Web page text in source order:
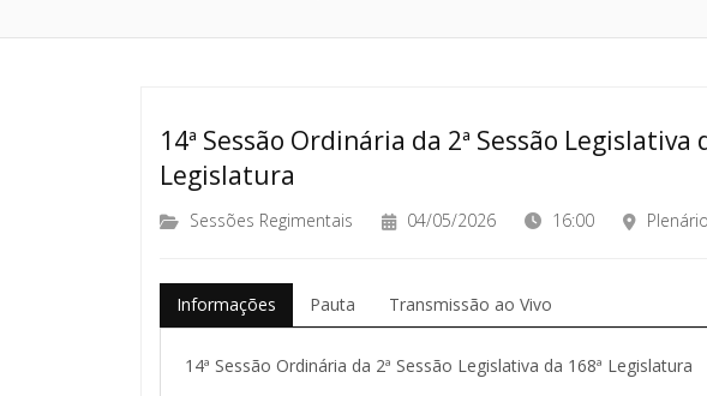
14ª Sessão Ordinária da 2ª Sessão Legislativa
Legislatura
Sessões Regimentais 04/05/2026 16:00
Informações Pauta Transmissão ao Vivo
14ª Sessão Ordinária da 2ª Sessão Legislativa da 168ª Legislatura